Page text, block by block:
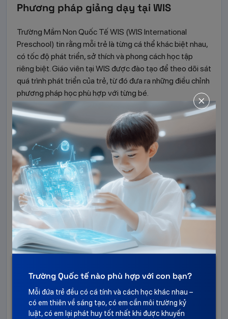
Phương pháp giảng dạy tại WIS
Trường Mầm Non Quốc Tế WIS (WIS International
Preschool) tin rằng mỗi trẻ là từng cá thể khác biệt nhau,
có tốc độ phát triển, sở thích và phong cách học tập
riêng biệt. Giáo viên tại WIS được đào tạo để theo dõi sát
quá trình phát triển của trẻ, từ đó đưa ra những điều chỉnh
phương pháp học phù hợp với từng bé.
Nhà trường chủ trương kết hợp nhiều phương pháp dạy
học tiên tiến như Montessori (Phát triển tự lập); Glenn
Doman (Kích thích trí tuệ sớm); IEYC (Mở rộng thế giới
quan),... khuyến khích các trẻ khám phá thế giới muôn
màu.
Phương pháp giảng dạy đề cao sự chủ động và trải
nghiệm thực tiễn. Trẻ được học kỹ năng sống (Practical
Trường Quốc tế nào phù hợp với con bạn?
Mỗi đứa trẻ đều có cá tính và cách học khác nhau –
có em thiên về sáng tạo, có em cần môi trường kỷ
luật, có em lại phát huy tốt nhất khi được khuyến